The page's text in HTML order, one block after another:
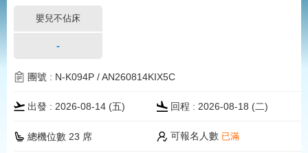
嬰兒不佔床
-
團號 : N-K094P / AN260814KIX5C
出發 : 2026-08-14 (五) 回程 : 2026-08-18 (二)
總機位數 23 席 可報名人數 已滿